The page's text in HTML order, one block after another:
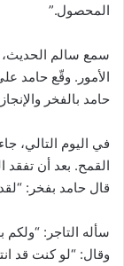
المحصول.”
سمع سالم
الأمور. وقّع حامد
حامد بالفخر
في اليوم التالي،
القمح. بعد أن
قال حامد بفخر:
سأله التاجر: “ولكم
وقال: “لو كنت قد